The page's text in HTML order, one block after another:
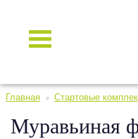
Главная Стартовые
Муравьиная